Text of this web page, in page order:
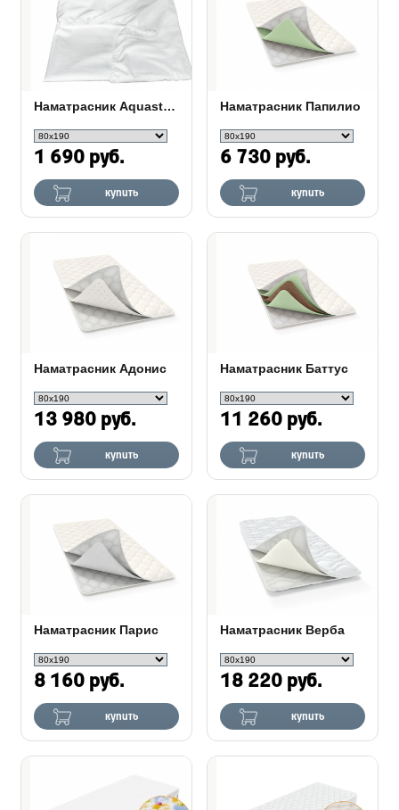
Наматрасник Aquastop +
1 690 руб.
купить
Наматрасник Папилио
6 730 руб.
купить
Наматрасник Адонис
13 980 руб.
купить
Наматрасник Баттус
11 260 руб.
купить
Наматрасник Парис
8 160 руб.
купить
Наматрасник Верба
18 220 руб.
купить